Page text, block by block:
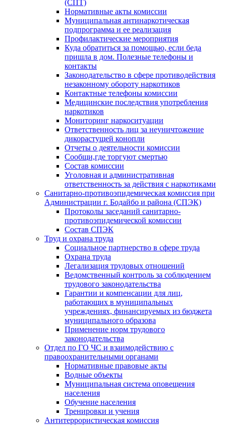
(СПТ)
Нормативные акты комиссии
Муниципальная антинаркотическая
подпрограмма и ее реализация
Профилактические мероприятия
Куда обратиться за помощью, если беда
пришла в дом. Полезные телефоны и
контакты
Законодательство в сфере противодействия
незаконному обороту наркотиков
Контактные телефоны комиссии
Медицинские последствия употребления
наркотиков
Мониторинг наркоситуации
Ответственность лиц за неуничтожение
дикорастущей конопли
Отчеты о деятельности комиссии
Сообщи,где торгуют смертью
Состав комиссии
Уголовная и административная
ответственность за действия с наркотиками
Санитарно-противоэпидемическая комиссия при
Администрации г. Бодайбо и района (СПЭК)
Протоколы заседаний санитарно-
противоэпидемической комиссии
Состав СПЭК
Труд и охрана труда
Социальное партнерство в сфере труда
Охрана труда
Легализация трудовых отношений
Ведомственный контроль за соблюдением
трудового законодательства
Гарантии и компенсации для лиц,
работающих в муниципальных
учреждениях, финансируемых из бюджета
муниципального образова
Применение норм трудового
законодательства
Отдел по ГО ЧС и взаимодействию с
правоохранительными органами
Нормативные правовые акты
Водные объекты
Муниципальная система оповещения
населения
Обучение населения
Тренировки и учения
Антитеррористическая комиссия